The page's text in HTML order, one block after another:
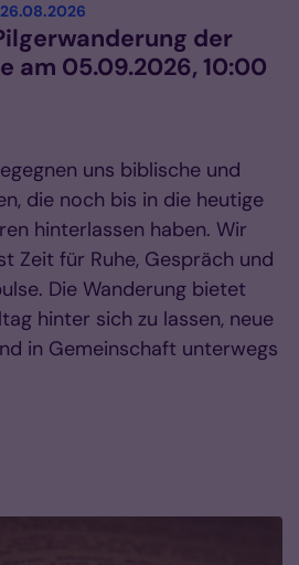
der
am 05.09.2026, 10:00
uns biblische und
die noch bis in die heutige
hinterlassen haben. Wir
Zeit für Ruhe, Gespräch und
Die Wanderung bietet
hinter sich zu lassen, neue
in Gemeinschaft unterwegs